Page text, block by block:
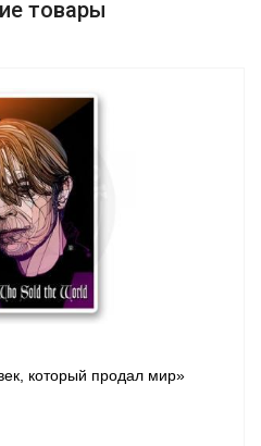
товары
который продал мир»